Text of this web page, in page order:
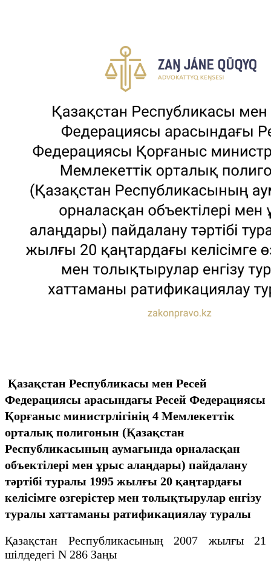
Қазақстан Республикасы мен Ресей
Федерациясы арасындағы Ресей Федерациясы
Қорғаныс министрлігінің 4 Мемлекеттік
орталық полигонын (Қазақстан
Республикасының аумағында орналасқан
объектілері мен ұрыс алаңдары) пайдалану
тәртібі туралы 1995 жылғы 20 қаңтардағы
келісімге өзгерістер мен толықтырулар енгізу
туралы хаттаманы ратификациялау туралы
Қазақстан Республикасының 2007 жылғы 21
шілдедегі N 286 Заңы